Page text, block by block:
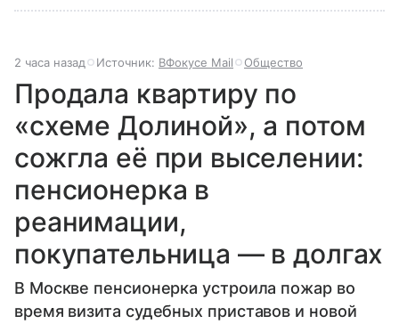
2 часа назад Источник: ВФокусе Mail Общество
Продала квартиру по
«схеме Долиной», а потом
сожгла её при выселении:
пенсионерка в
реанимации,
покупательница — в долгах
В Москве пенсионерка устроила пожар во
время визита судебных приставов и новой